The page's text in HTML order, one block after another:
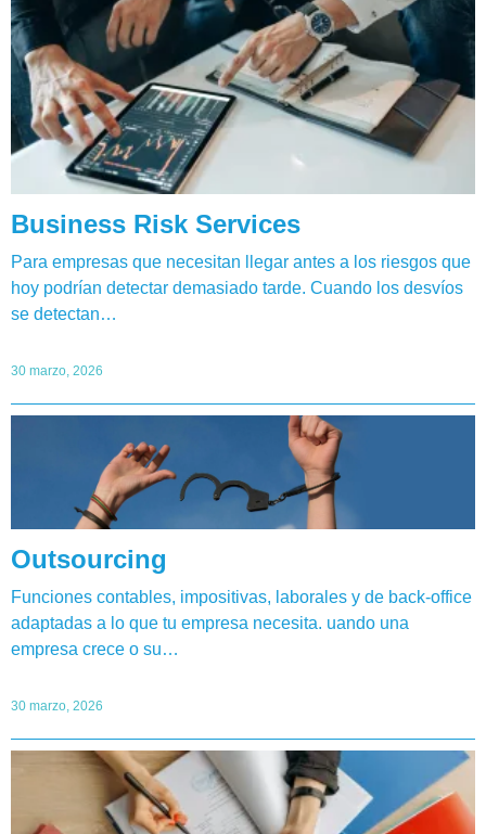
Business Risk Services
Para empresas que necesitan llegar antes a los riesgos que
hoy podrían detectar demasiado tarde. Cuando los desvíos
se detectan…
30 marzo, 2026
Outsourcing
Funciones contables, impositivas, laborales y de back-office
adaptadas a lo que tu empresa necesita. uando una
empresa crece o su…
30 marzo, 2026